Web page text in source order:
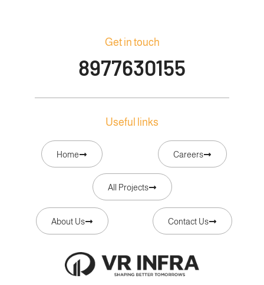
Get in touch
8977630155
Useful links
Home Careers
All Projects
About Us Contact Us